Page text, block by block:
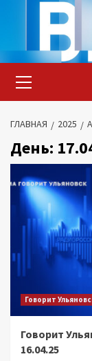
содержимому
меню
ГЛАВНАЯ 2025
День:
Говорит
Говорит
16.04.25